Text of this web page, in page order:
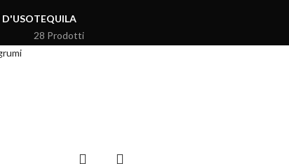
D'USOTEQUILA
28 Prodotti